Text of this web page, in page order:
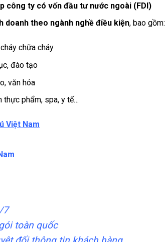
công ty có vốn đầu tư nước ngoài (FDI)
doanh theo ngành nghề điều kiện, bao gồm:
chữa cháy
đào tạo
văn hóa
thực phẩm, spa, y tế…
Việt Nam
7
toàn quốc